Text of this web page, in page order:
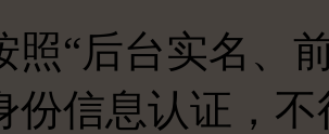
照“后台实名、
份信息认证，